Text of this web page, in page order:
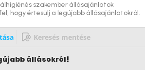
szakember állásajánlatok
hogy értesülj a legújabb állásajánlatokról.
Keresés mentése
állásokról!